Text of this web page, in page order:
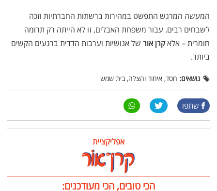
המעשה המרגש התפשט במהירות ברשתות החברתיות וזכה
לשבחים רבים. עבור משפחת האבלים, זו לא הייתה רק תרומה
חומרית – אלאקרן אור של אנושיות וערבות הדדית ברגעים הקשים
ביותר.
נושאים: חסד, איחוד והצלה, בית שמש
שתפו
אפליקציית
הכי טובים, הכי מעודכנים: